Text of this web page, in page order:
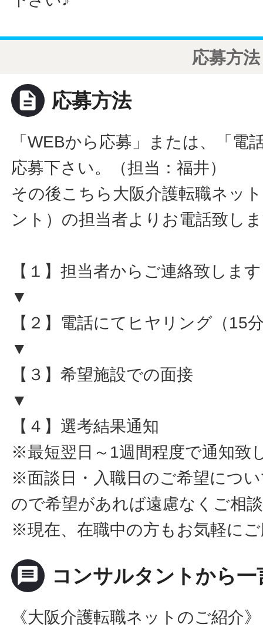
応募方法
description 応募方法
「WEBから応募」または、「電
応募下さい。（担当：福井）
その後こちら大阪介護転職ネッ
ント）の担当者よりお電話致し
【１】担当者からご連絡致します
▼
【２】電話にてヒヤリング（15
▼
【３】希望施設での面接
▼
【４】選考結果通知
※最短翌日～1週間程度で通知致
※面談日・入職日のご希望につ
ので希望があれば遠慮なくご相
※現在、在職中の方もお気軽に
message コンサルタントから一
《大阪介護転職ネットのご紹介》